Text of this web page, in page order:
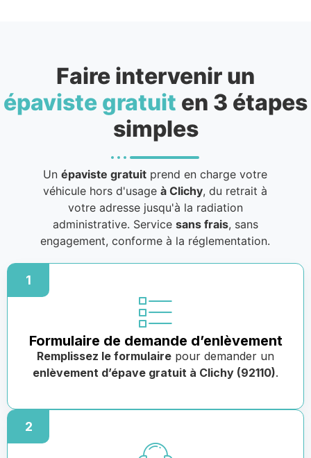
Faire intervenir un
épaviste gratuit en 3 étapes
simples
Unépaviste gratuit prend en charge votre
véhicule hors d'usageà Clichy, du retrait à
votre adresse jusqu'à la radiation
administrative. Service sans frais, sans
engagement, conforme à la réglementation.
1
Formulaire de demande d’enlèvement
Remplissez le formulaire pour demander un
enlèvement d’épave gratuit à Clichy (92110).
2